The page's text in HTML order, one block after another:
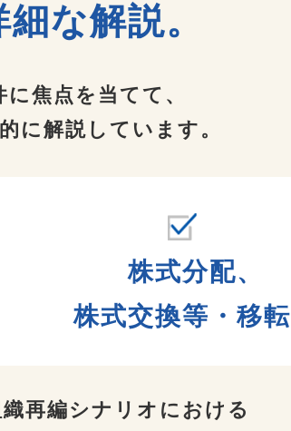
細な解説。
に焦点を当てて、
に解説しています。
株式分配、
株式交換等・移転
再編シナリオにおける